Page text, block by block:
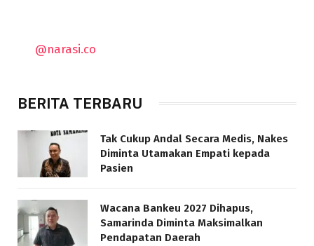
@narasi.co
BERITA TERBARU
Tak Cukup Andal Secara Medis, Nakes
Diminta Utamakan Empati kepada
Pasien
Wacana Bankeu 2027 Dihapus,
Samarinda Diminta Maksimalkan
Pendapatan Daerah